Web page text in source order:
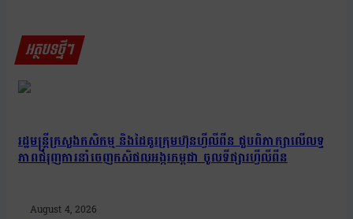
អត្ថបទថ្មីៗ
រដ្ឋមន្រ្តីក្រសួងកសិកម្ម និងដៃគូរក្រុមហ៊ុនហ្វីលីពីន ជួបពិភាក្សាលើលទ្ធ
ភាពជំរុញការនាំចេញកសិផលអង្ករកម្ពុជា ចូលទីផ្សារហ្វីលីពីន
August 4, 2026